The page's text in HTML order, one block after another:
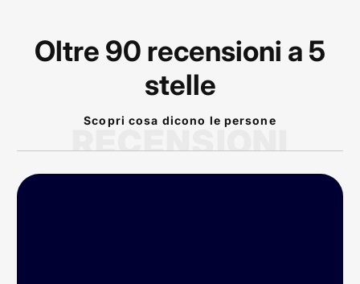
Oltre 90 recensioni a 5
stelle
Scopri cosa dicono le persone
RECENSIONI